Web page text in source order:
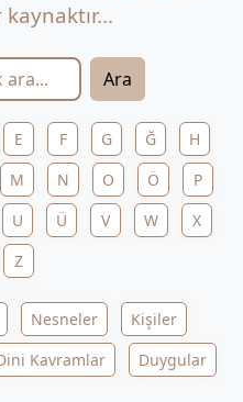
Ara
E F G Ğ
H
M N O Ö
P
U Ü V W
X
Z
Nesneler
Kişiler
Kavramlar Duygular